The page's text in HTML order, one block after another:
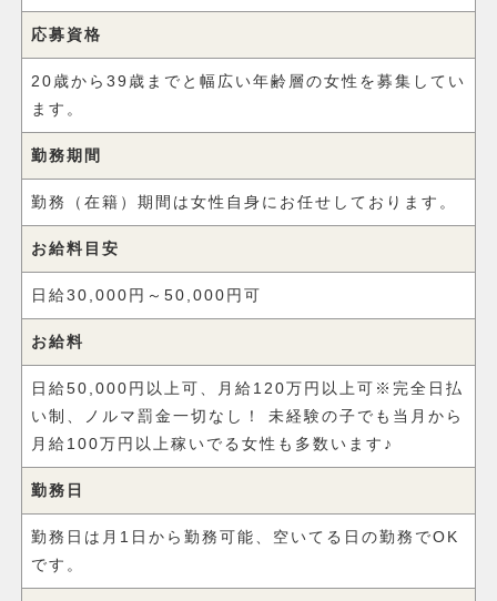
応募資格
20歳から39歳までと幅広い年齢層の女性を募集してい
ます。
勤務期間
勤務（在籍）期間は女性自身にお任せしております。
お給料目安
日給30,000円～50,000円可
お給料
日給50,000円以上可、月給120万円以上可※完全日払
い制、ノルマ罰金一切なし！ 未経験の子でも当月から
月給100万円以上稼いでる女性も多数います♪
勤務日
勤務日は月1日から勤務可能、空いてる日の勤務でOK
です。